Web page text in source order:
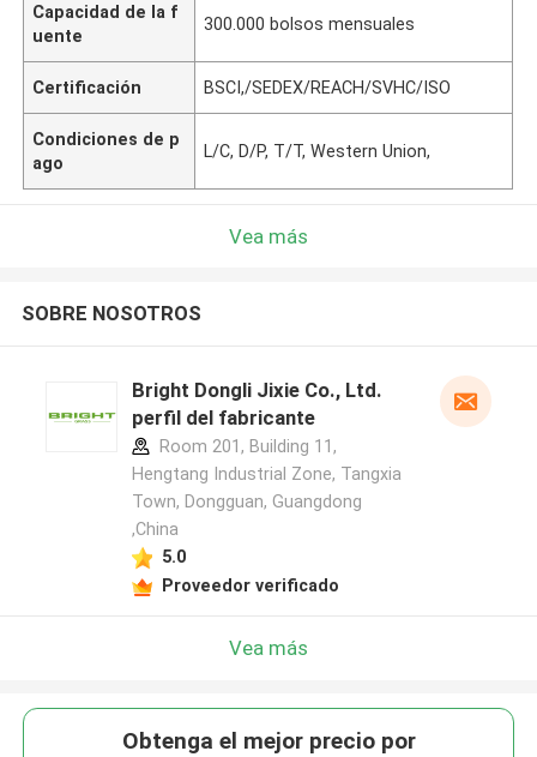
Capacidad de la f
uente
300.000 bolsos mensuales
Certificación BSCI,/SEDEX/REACH/SVHC/ISO
Condiciones de p
ago
L/C, D/P, T/T, Western Union,
Vea más
SOBRE NOSOTROS
Bright Dongli Jixie Co., Ltd.
perfil del fabricante
Room 201, Building 11,
Hengtang Industrial Zone, Tangxia
Town, Dongguan, Guangdong
,China
5.0
Proveedor verificado
Vea más
Obtenga el mejor precio por